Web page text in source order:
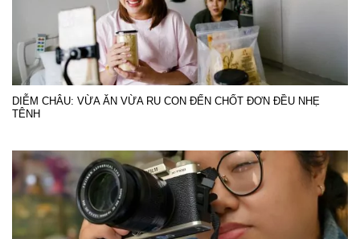
DIỄM CHÂU: VỪA ĂN VỪA RU CON ĐẾN CHỐT ĐƠN ĐỀU NHẸ
TÊNH